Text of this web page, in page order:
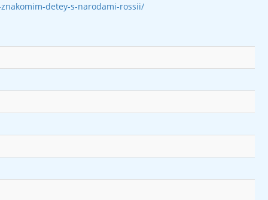
detey-s-narodami-rossii/